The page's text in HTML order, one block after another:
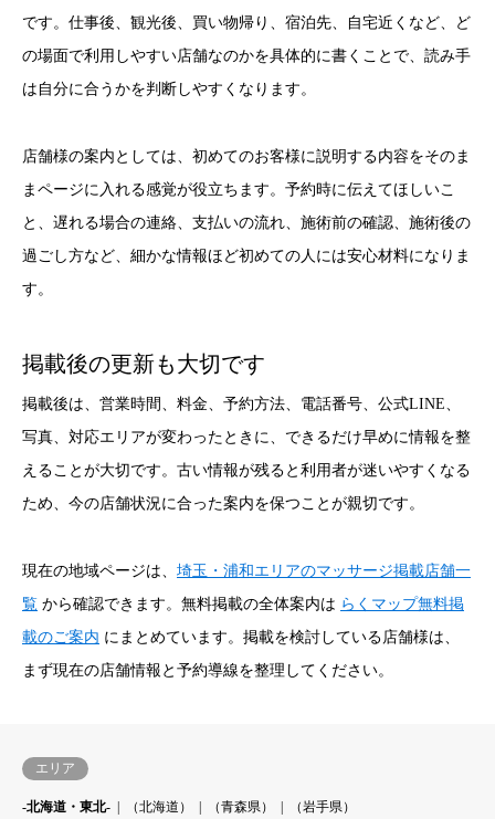
です。仕事後、観光後、買い物帰り、宿泊先、自宅近くなど、ど
の場面で利用しやすい店舗なのかを具体的に書くことで、読み手
は自分に合うかを判断しやすくなります。
店舗様の案内としては、初めてのお客様に説明する内容をそのま
まページに入れる感覚が役立ちます。予約時に伝えてほしいこ
と、遅れる場合の連絡、支払いの流れ、施術前の確認、施術後の
過ごし方など、細かな情報ほど初めての人には安心材料になりま
す。
掲載後の更新も大切です
掲載後は、営業時間、料金、予約方法、電話番号、公式LINE、
写真、対応エリアが変わったときに、できるだけ早めに情報を整
えることが大切です。古い情報が残ると利用者が迷いやすくなる
ため、今の店舗状況に合った案内を保つことが親切です。
現在の地域ページは、 埼玉・浦和エリアのマッサージ掲載店舗一
覧 から確認できます。無料掲載の全体案内は らくマップ無料掲
載のご案内 にまとめています。掲載を検討している店舗様は、
まず現在の店舗情報と予約導線を整理してください。
エリア
-北海道・東北- （北海道） （青森県）
（岩手県）